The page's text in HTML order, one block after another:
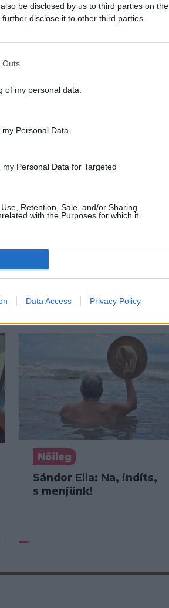
be disclosed by us to third parties on the
disclose it to other third parties.
Outs
of my personal data.
Personal Data.
Personal Data for Targeted
Retention, Sale, and/or Sharing
with the Purposes for which it
Data Access Privacy Policy
Székely Sport
és az FK Csíkszereda
Szuperligában
Nőileg
Sándor Ella: Na, indíts,
s menjünk!